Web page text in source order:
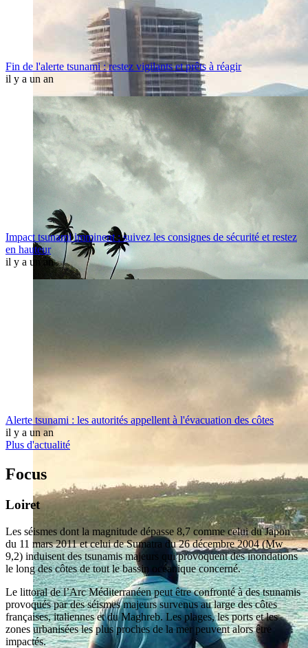
Fin de l'alerte tsunami : restez vigilants et prêts à réagir
il y a un an
Impact tsunami imminent : suivez les consignes de sécurité et restez
en hauteur
il y a un an
Alerte tsunami : les autorités appellent à l'évacuation des côtes
il y a un an
Plus d'actualité
Focus
Loiret
Les séismes dont la magnitude dépasse 8,7 comme celui du Japon
du 11 mars 2011 et celui de Sumatra du 26 décembre 2004 (Mw
9,2) induisent des tsunamis majeurs qui provoquent des inondations
le long des côtes de tout le bassin océanique concerné.
Le littoral de l’Arc Méditerranéen peut être confronté à des tsunamis
provoqués par des séismes majeurs survenus au large des côtes
françaises, italiennes et du Maghreb. Les plages, les ports et les
zones urbanisées les plus proches de la mer peuvent alors être
impactés.